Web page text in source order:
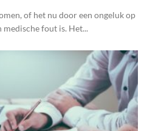
of het nu door een ongeluk op
fout is. Het...